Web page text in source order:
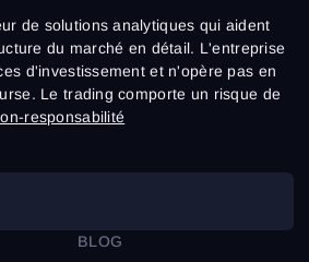
de solutions analytiques qui aident
du marché en détail. L'entreprise
d'investissement et n'opère pas en
Le trading comporte un risque de
responsabilité
BLOG